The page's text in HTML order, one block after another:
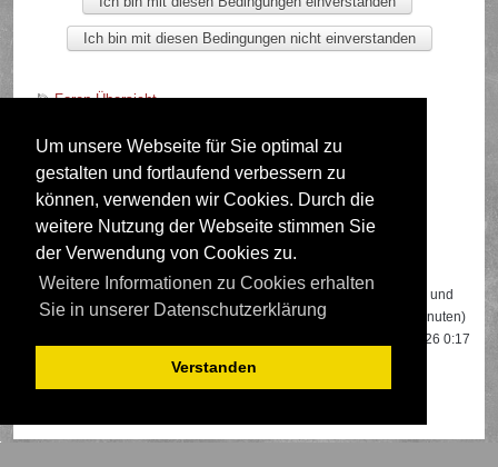
Um unsere Webseite für Sie optimal zu
gestalten und fortlaufend verbessern zu
können, verwenden wir Cookies. Durch die
weitere Nutzung der Webseite stimmen Sie
der Verwendung von Cookies zu.
Weitere Informationen zu Cookies erhalten
Sie in unserer Datenschutzerklärung
Verstanden
Foren-Übersicht
Deutsche Übersetzung durchphpBB.de
Wer ist online?
Insgesamt sind600Besucher online: 2 registrierte, 0 unsichtbare und
598 Gäste (basierend auf den aktiven Besuchern der letzten 5 Minuten)
Besuchern, die am 13.04.2026 0:17
gleichzeitig online waren.